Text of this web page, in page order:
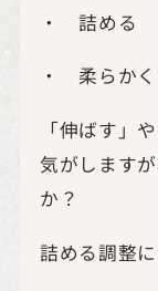
・ 詰める
・ 柔らか
「伸ばす」
気がします
か？
詰める調整に